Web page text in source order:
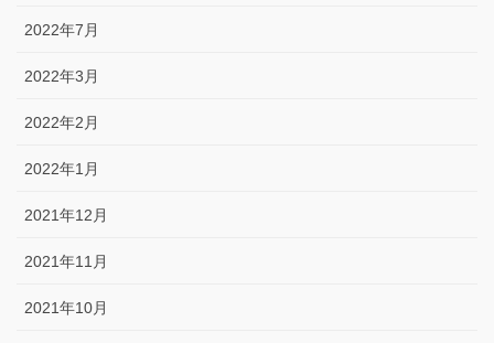
2022年7月
2022年3月
2022年2月
2022年1月
2021年12月
2021年11月
2021年10月